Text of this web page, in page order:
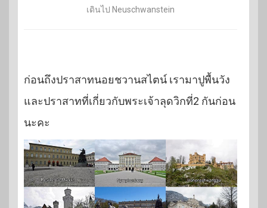
เดินไป Neuschwanstein
ก่อนถึงปราสาทนอยชวานสไตน์ เรามาปูพื้นวัง
และปราสาทที่เกี่ยวกับพระเจ้าลุดวิกที่2 กันก่อน
นะคะ